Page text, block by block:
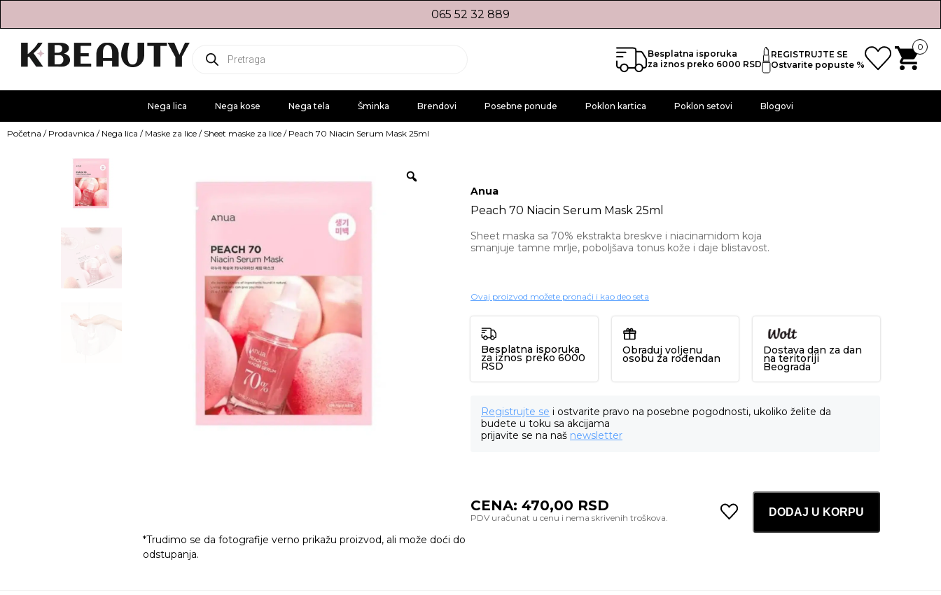
065 52 32 889
Products
search
Besplatna isporuka
za iznos preko 6000 RSD
REGISTRUJTE SE
Ostvarite popuste %
0
Nega lica Nega kose Nega tela Šminka Brendovi Posebne ponude Poklon kartica Poklon setovi Blogovi
Početna / Prodavnica / Nega lica / Maske za lice / Sheet maske za lice / Peach 70 Niacin Serum Mask 25ml
Anua
Peach 70 Niacin Serum Mask 25ml
Sheet maska sa 70% ekstrakta breskve i niacinamidom koja
smanjuje tamne mrlje, poboljšava tonus kože i daje blistavost.
Ovaj proizvod možete pronaći i kao deo seta
Besplatna isporuka
za iznos preko 6000
RSD
Obraduj voljenu
osobu za rođendan
Dostava dan za dan
na teritoriji
Beograda
Registrujte se i ostvarite pravo na posebne pogodnosti, ukoliko želite da
budete u toku sa akcijama
prijavite se na naš newsletter
CENA: 470,00 RSD
Peach
DODAJ U KORPU
*Trudimo se da fotografije verno prikažu proizvod, ali može doći do
odstupanja.